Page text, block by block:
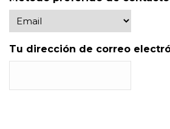
Tu dirección de correo